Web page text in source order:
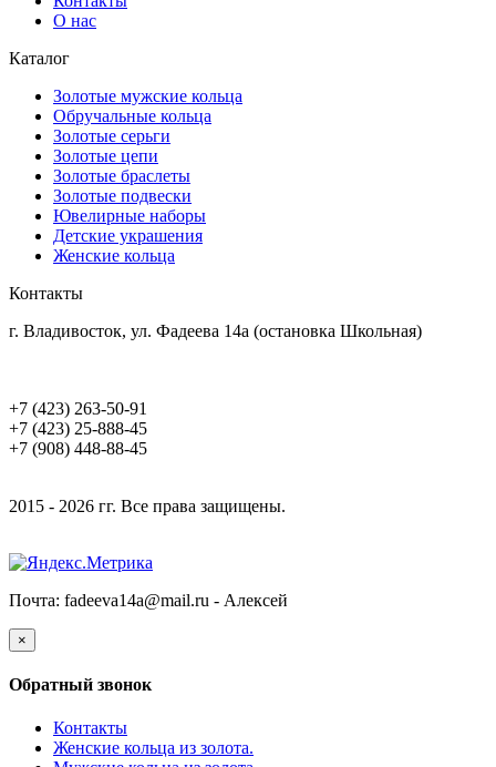
О нас
Каталог
Золотые мужские кольца
Обручальные кольца
Золотые серьги
Золотые цепи
Золотые браслеты
Золотые подвески
Ювелирные наборы
Детские украшения
Женские кольца
Контакты
г. Владивосток, ул. Фадеева 14а (остановка Школьная)
+7 (423) 263-50-91
+7 (423) 25-888-45
+7 (908) 448-88-45
2015 - 2026 гг. Все права защищены.
Почта: fadeeva14a@mail.ru - Алексей
×
Обратный звонок
Контакты
Женские кольца из золота.